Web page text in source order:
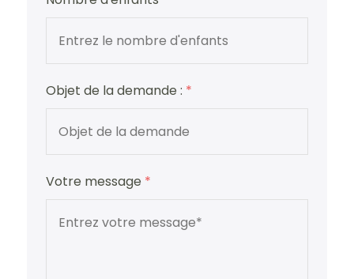
Objet de la demande : *
Votre message *